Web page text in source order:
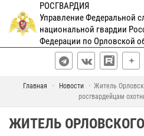
РОСГВАРДИЯ
Управление Федеральной
национальной гвардии
Федерации по Орловской
Главная Новости
Житель
росгвардейцам
ЖИТЕЛЬ